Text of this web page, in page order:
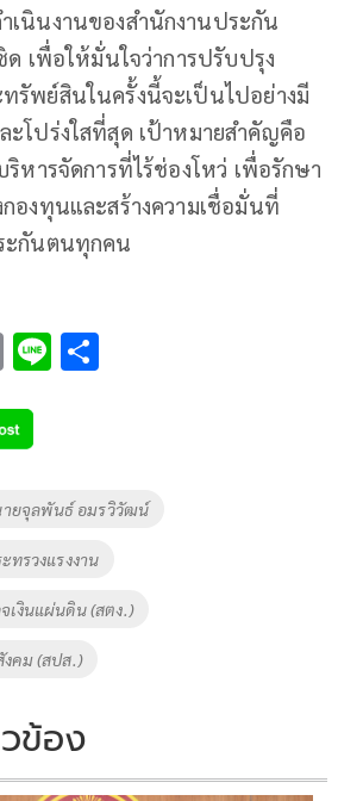
เนินงานของสำนักงานประกัน
ด เพื่อให้มั่นใจว่าการปรับปรุง
รัพย์สินในครั้งนี้จะเป็นไปอย่างมี
โปร่งใสที่สุด เป้าหมายสำคัญคือ
ริหารจัดการที่ไร้ช่องโหว่ เพื่อรักษา
องทุนและสร้างความเชื่อมั่นที่
ะกันตนทุกคน
C
p
y
Li
k
Li
ยจุลพันธ์ อมรวิวัฒน์
ทรวงแรงงาน
เงินแผ่นดิน (สตง.)
คม (สปส.)
ข้อง